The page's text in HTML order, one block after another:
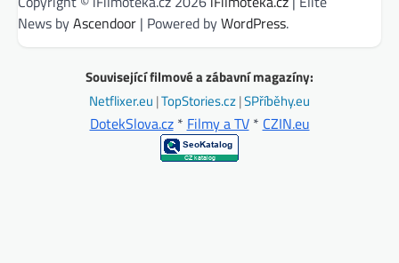
News byAscendoor | Powered byWordPress.
Související filmové a zábavní magazíny:
Netflixer.eu |TopStories.cz|SPříběhy.eu
DotekSlova.cz* Filmy a TV* CZIN.eu